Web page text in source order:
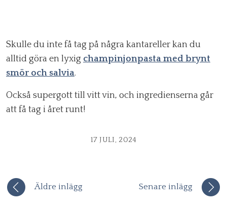
Skulle du inte få tag på några kantareller kan du
alltid göra en lyxig champinjonpasta med brynt
smör och salvia.
Också supergott till vitt vin, och ingredienserna går
att få tag i året runt!
17 JULI, 2024
Äldre inlägg Senare inlägg